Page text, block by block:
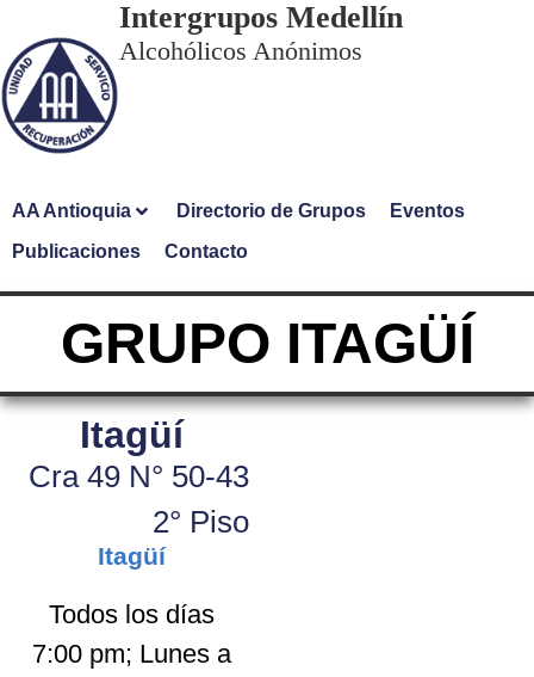
Intergrupos Medellín
Alcohólicos Anónimos
AA Antioquia Directorio de Grupos
Eventos
Publicaciones
Contacto
GRUPO ITAGÜÍ
Itagüí
Cra 49 N° 50-43
2° Piso
Itagüí
Todos los días
7:00 pm; Lunes a